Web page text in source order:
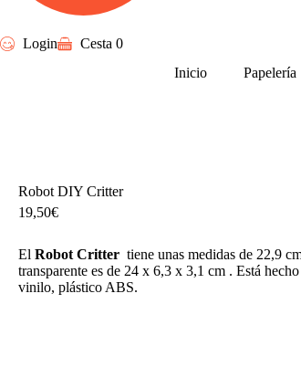
Login Cesta 0
Inicio
Papelería
Robot DIY Critter
19,50€
El Robot Critter tiene unas medidas de 22,9
transparente es de 24 x 6,3 x 3,1 cm . Está
vinilo, plástico ABS.